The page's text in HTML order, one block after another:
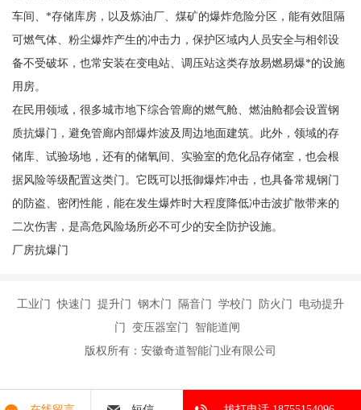
车间、*存储库房，以及炼油厂、煤矿的爆炸危险分区，能有效阻隔
可燃气体、粉尘爆炸产生的冲击力，保护区域内人员安全与相邻设
备不受破坏，也常安装在变电站、调压站这类存放易燃易爆*的设施
用房。
在民用领域，很多城市地下综合管廊的燃气舱、燃油舱都会设置钢
质抗爆门，避免管廊内部爆炸波及周边地面建筑。此外，领域的存
储库、试验场地，还有的储氧间、实验室的危化品存储室，也会根
据风险等级配置这类门。它既可以抵御爆炸冲击，也具备常规钢门
的防盗、密闭性能，能在发生爆炸时大程度降低冲击波扩散带来的
二次伤害，是高危风险场所必不可少的安全防护设施。
厂房抗爆门
工业门 快速门 提升门 钢木门 隔音门 学校门 防火门 电动提升
门 变压器室门 智能道闸
版权所有：安徽奇道智能门业有限公司